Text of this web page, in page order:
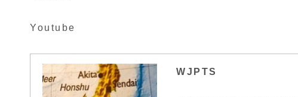
Youtube
WJPTS